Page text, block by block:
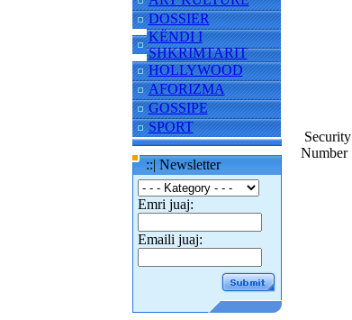
DOSSIER
KËNDI I
SHKRIMTARIT
HOLLYWOOD
AFORIZMA
GOSSIPE
SPORT
::| Newsletter
Emri juaj:
Emaili juaj:
Security
Number